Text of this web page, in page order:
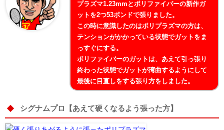
プラズマ1.23mmとポリファイバーの新作ガ
ットを2つ53ポンドで張りました。
この時に意識したのはポリプラズマの方は、
テンションがかかっている状態でガットをま
っすぐにする。
ポリファイバーのガットは、あえて引っ張り
終わった状態でガットが湾曲するようにして
最後に目直しをする張り方をしました。
シグナムプロ【あえて硬くなるよう張った方】